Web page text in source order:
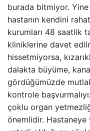
burada bitmiyor.
hastanın kendini
kurumları 48 saatlik
kliniklerine davet
hissetmiyorsa,
dalakta büyüme,
gördüğümüzde
kontrole
çoklu organ
önemlidir. Hastaneye